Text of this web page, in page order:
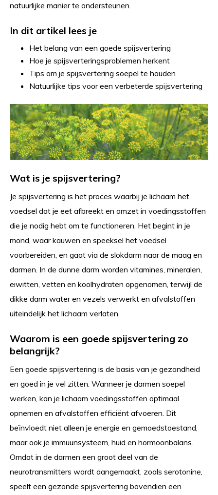
natuurlijke manier te ondersteunen.
In dit artikel lees je
Het belang van een goede spijsvertering
Hoe je spijsverteringsproblemen herkent
Tips om je spijsvertering soepel te houden
Natuurlijke tips voor een verbeterde spijsvertering
Wat is je spijsvertering?
Je spijsvertering is het proces waarbij je lichaam het
voedsel dat je eet afbreekt en omzet in voedingsstoffen
die je nodig hebt om te functioneren. Het begint in je
mond, waar kauwen en speeksel het voedsel
voorbereiden, en gaat via de slokdarm naar de maag en
darmen. In de dunne darm worden vitamines, mineralen,
eiwitten, vetten en koolhydraten opgenomen, terwijl de
dikke darm water en vezels verwerkt en afvalstoffen
uiteindelijk het lichaam verlaten.
Waarom is een goede spijsvertering zo
belangrijk?
Een goede spijsvertering is de basis van je gezondheid
en goed in je vel zitten. Wanneer je darmen soepel
werken, kan je lichaam voedingsstoffen optimaal
opnemen en afvalstoffen efficiënt afvoeren. Dit
beïnvloedt niet alleen je energie en gemoedstoestand,
maar ook je immuunsysteem, huid en hormoonbalans.
Omdat in de darmen een groot deel van de
neurotransmitters wordt aangemaakt, zoals serotonine,
speelt een gezonde spijsvertering bovendien een